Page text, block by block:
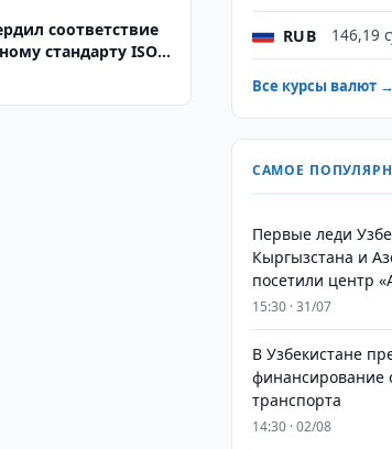
соответствие
стандарту ISO
RUB 146,19
Все курсы валют →
САМОЕ
Первые леди
Кыргызстана и
посетили центр
15:30 · 31/07
В Узбекистане
финансирование
транспорта
14:30 · 02/08